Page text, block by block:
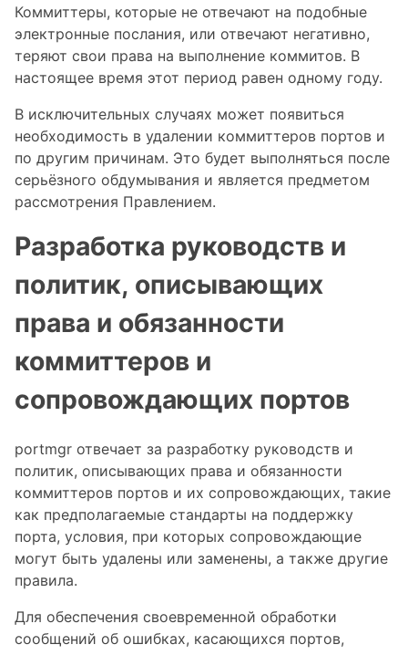
Коммиттеры, которые не отвечают на подобные
электронные послания, или отвечают негативно,
теряют свои права на выполнение коммитов. В
настоящее время этот период равен одному году.
В исключительных случаях может появиться
необходимость в удалении коммиттеров портов и
по другим причинам. Это будет выполняться после
серьёзного обдумывания и является предметом
рассмотрения Правлением.
Разработка руководств и
политик, описывающих
права и обязанности
коммиттеров и
сопровождающих портов
portmgr отвечает за разработку руководств и
политик, описывающих права и обязанности
коммиттеров портов и их сопровождающих, такие
как предполагаемые стандарты на поддержку
порта, условия, при которых сопровождающие
могут быть удалены или заменены, а также другие
правила.
Для обеспечения своевременной обработки
сообщений об ошибках, касающихся портов,